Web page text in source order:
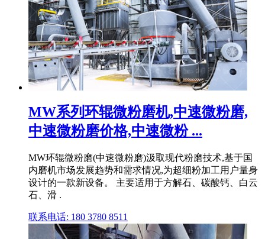
MW系列环辊微粉磨机,中速微粉磨,
中速微粉磨价格,中速微粉 ...
MW环辊微粉磨(中速微粉磨)汲取现代粉磨技术,基于国
内磨机市场发展趋势和需求情况,为超细粉加工用户量身
设计的一款新设备。 主要适用于方解石、碳酸钙、白云
石、滑 .
联系电话: 180 3780 8511